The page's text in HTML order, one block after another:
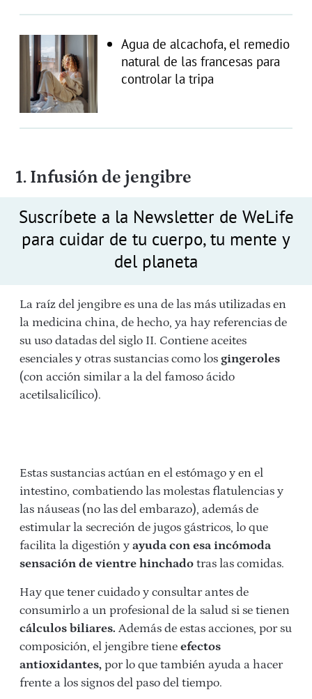
Agua de alcachofa, el remedio
natural de las francesas para
controlar la tripa
1. Infusión de jengibre
Suscríbete a la Newsletter de WeLife
para cuidar de tu cuerpo, tu mente y
del planeta
La raíz del jengibre es una de las más utilizadas en
la medicina china, de hecho, ya hay referencias de
su uso datadas del siglo II. Contiene aceites
esenciales y otras sustancias como los gingeroles
(con acción similar a la del famoso ácido
acetilsalicílico).
Estas sustancias actúan en el estómago y en el
intestino, combatiendo las molestas flatulencias y
las náuseas (no las del embarazo), además de
estimular la secreción de jugos gástricos, lo que
facilita la digestión y ayuda con esa incómoda
sensación de vientre hinchado tras las comidas.
Hay que tener cuidado y consultar antes de
consumirlo a un profesional de la salud si se tienen
cálculos biliares. Además de estas acciones, por su
composición, el jengibre tiene efectos
antioxidantes, por lo que también ayuda a hacer
frente a los signos del paso del tiempo.